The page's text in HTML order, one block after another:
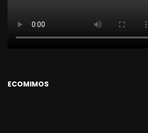
ECOMIMOS